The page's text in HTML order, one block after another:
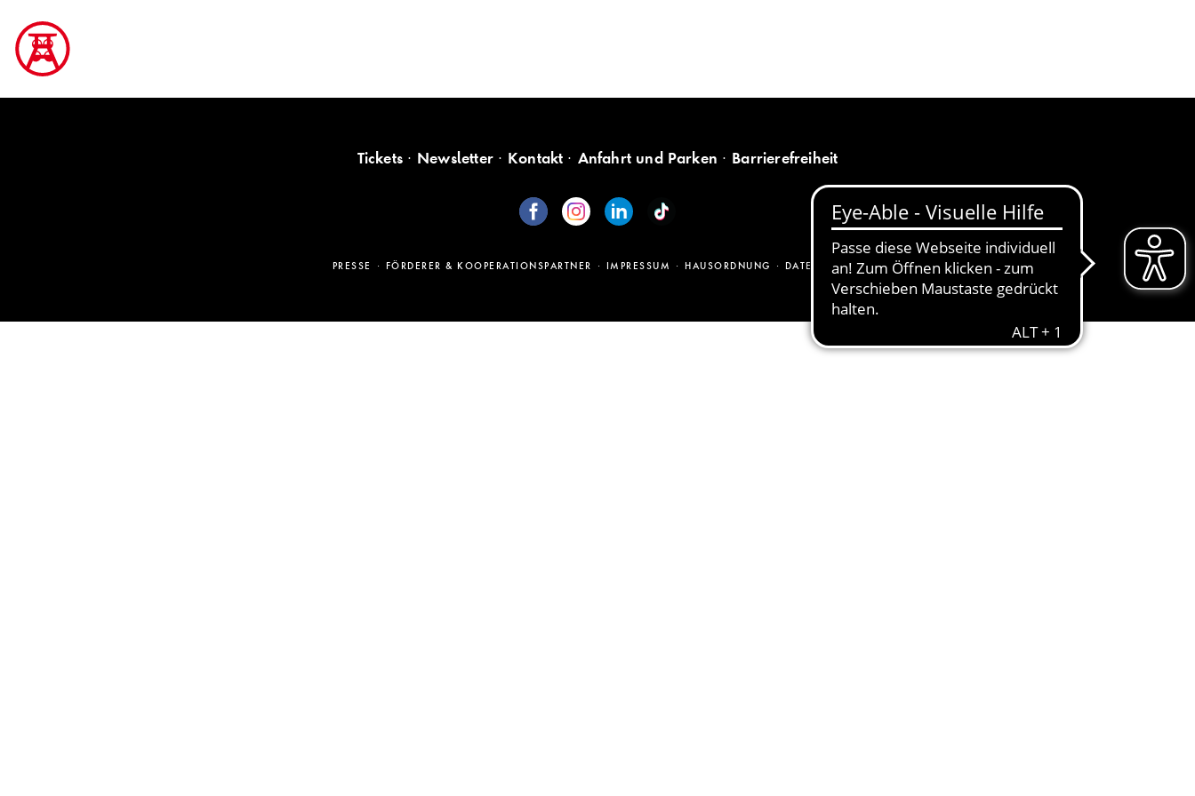
Tickets Newsletter Kontakt Anfahrt und Parken Barrierefreiheit
PRESSE FÖRDERER & KOOPERATIONSPARTNER IMPRESSUM HAUSORDNUNG DATENSCHUTZ